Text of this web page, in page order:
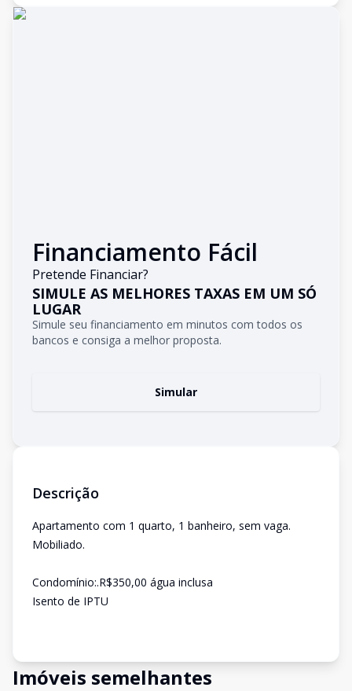
Financiamento Fácil
Pretende Financiar?
SIMULE AS MELHORES TAXAS EM UM SÓ
LUGAR
Simule seu financiamento em minutos com todos os
bancos e consiga a melhor proposta.
Simular
Descrição
Apartamento com 1 quarto, 1 banheiro, sem vaga.
Mobiliado.
Condomínio:.R$350,00 água inclusa
Isento de IPTU
Imóveis semelhantes